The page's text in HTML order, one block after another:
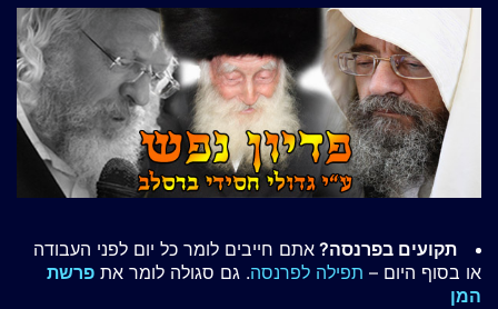
תקועים בפרנסה? אתם חייבים לומר כל יום לפני העבודה
או בסוף היום – תפילה לפרנסה. גם סגולה לומר את פרשת
המן